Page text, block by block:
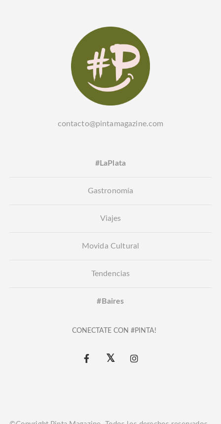
contacto@pintamagazine.com
#LaPlata
Gastronomía
Viajes
Movida Cultural
Tendencias
#Baires
CONECTATE CON #PINTA!